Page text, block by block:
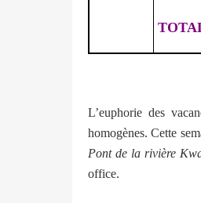
L’euphorie des
homogènes. Cette
Pont de la rivière
office.